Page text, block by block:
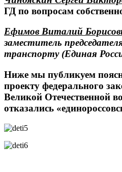
ГД по вопросам
Ефимов Виталий
заместитель
транспорту (Единая
Ниже мы публикуем
проекту федерального
Великой Отечественной
отказались